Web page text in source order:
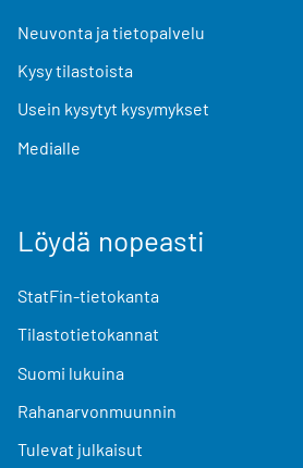
Neuvonta ja tietopalvelu
Kysy tilastoista
Usein kysytyt kysymykset
Medialle
Löydä nopeasti
StatFin-tietokanta
Tilastotietokannat
Suomi lukuina
Rahanarvonmuunnin
Tulevat julkaisut